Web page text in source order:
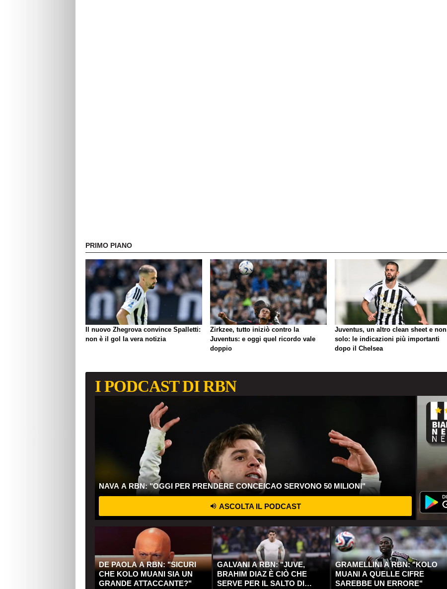
PRIMO PIANO
Il nuovo Zhegrova convince Spalletti:
non è il gol la vera notizia
Zirkzee, tutto iniziò contro la
Juventus: e oggi quel ricordo vale
doppio
Juventus, un altro clean sheet e non
solo: le indicazioni più importanti
dopo il Chelsea
I PODCAST DI RBN
NAVA A RBN: "OGGI PER PRENDERE CONCEICAO SERVONO 50 MILIONI"
ASCOLTA IL PODCAST
DE PAOLA A RBN: "SICURI
CHE KOLO MUANI SIA UN
GRANDE ATTACCANTE?"
GALVANI A RBN: "JUVE,
BRAHIM DIAZ È CIÒ CHE
SERVE PER IL SALTO DI
GRAMELLINI A RBN: "KOLO
MUANI A QUELLE CIFRE
SAREBBE UN ERRORE"